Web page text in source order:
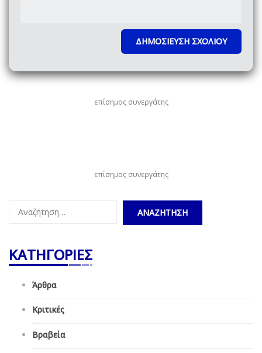
επίσημος συνεργάτης
επίσημος συνεργάτης
Αναζήτηση
ΚΑΤΗΓΟΡΙΕΣ
Άρθρα
Κριτικές
Βραβεία